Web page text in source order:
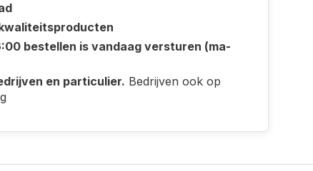
bestellen is vandaag versturen (ma-
en particulier. Bedrijven ook op